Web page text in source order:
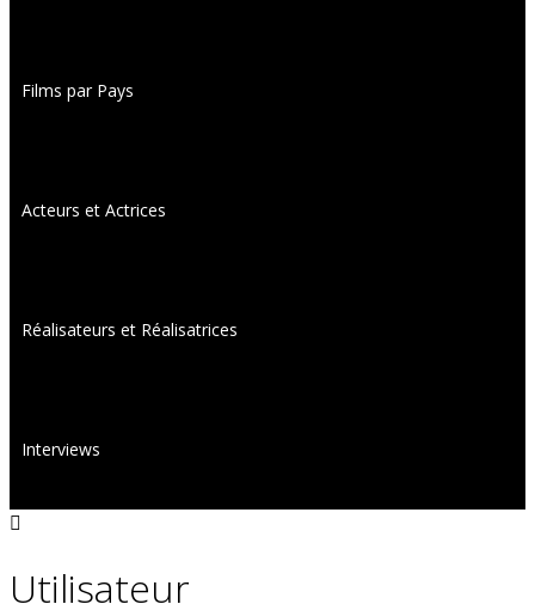
Films par Pays
Acteurs et Actrices
Réalisateurs et Réalisatrices
Interviews
Utilisateur